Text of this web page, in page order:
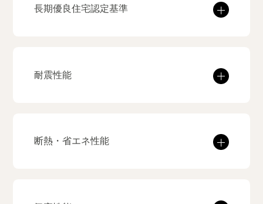
長期優良住宅認定基準
耐震性能
断熱・省エネ性能